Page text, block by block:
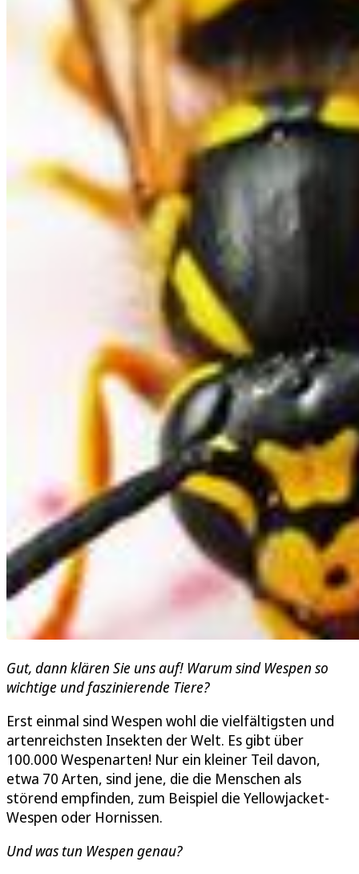
Gut, dann klären Sie uns auf! Warum sind Wespen so
wichtige und faszinierende Tiere?
Erst einmal sind Wespen wohl die vielfältigsten und
artenreichsten Insekten der Welt. Es gibt über
100.000 Wespenarten! Nur ein kleiner Teil davon,
etwa 70 Arten, sind jene, die die Menschen als
störend empfinden, zum Beispiel die Yellowjacket-
Wespen oder Hornissen.
Und was tun Wespen genau?